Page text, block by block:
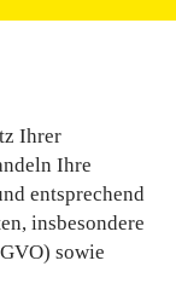
Ihrer
Ihre
entsprechend
insbesondere
sowie